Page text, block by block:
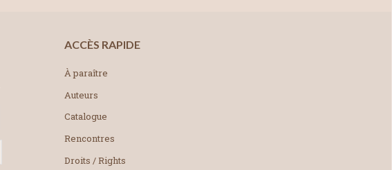
ACCÈS RAPIDE
À paraître
Auteurs
Catalogue
Rencontres
Droits / Rights